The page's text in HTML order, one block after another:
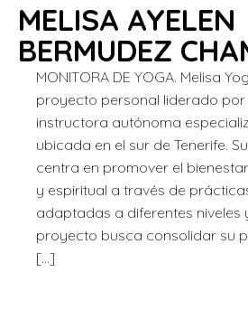
MELISA AYELEN
BERMUDEZ
MONITORA DE YOGA. Melisa
proyecto personal liderado por
instructora autónoma
ubicada en el sur de Tenerife.
centra en promover el
y espiritual a través de
adaptadas a diferentes niveles
proyecto busca consolidar su
[…]